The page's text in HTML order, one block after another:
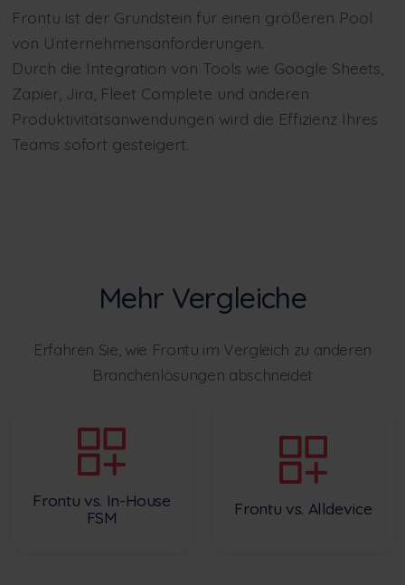
Frontu ist der Grundstein für einen größeren Pool
von Unternehmensanforderungen.
Durch die Integration von Tools wie Google Sheets
Zapier, Jira Fleet Complete und anderen
Produktivitätsanwendungen wird die Effizienz Ihres
Teams sofort gesteigert.
Mehr Vergleiche
Erfahren Sie, wie Frontu im Vergleich zu anderen
Branchenlösungen abschneidet
Frontu vs. In-House
FSM
Frontu vs. Alldevice